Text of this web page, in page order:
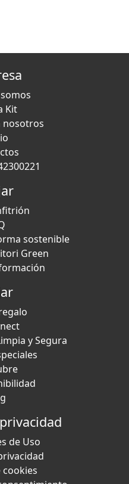
Kit
nosotros
sostenible
Green
y Segura
de Uso
cookies